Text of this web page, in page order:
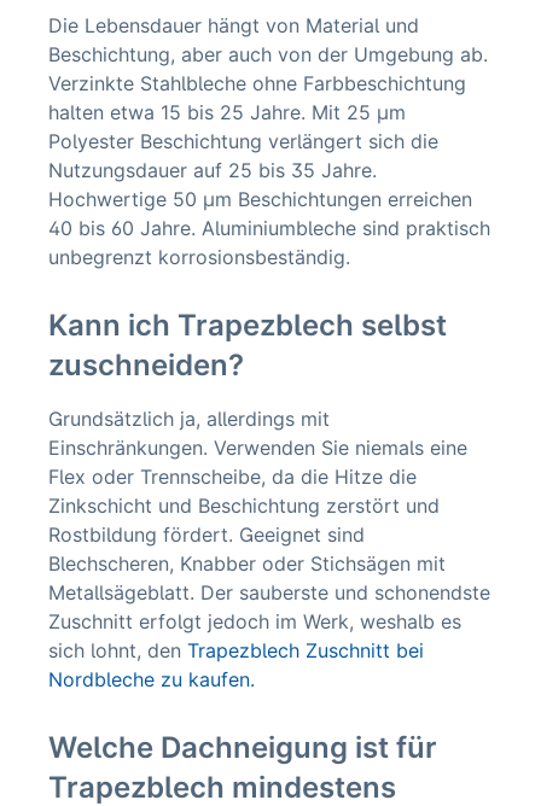
Die Lebensdauer hängt von Material und
Beschichtung, aber auch von der Umgebung ab.
Verzinkte Stahlbleche ohne Farbbeschichtung
halten etwa 15 bis 25 Jahre. Mit 25 µm
Polyester Beschichtung verlängert sich die
Nutzungsdauer auf 25 bis 35 Jahre.
Hochwertige 50 µm Beschichtungen erreichen
40 bis 60 Jahre. Aluminiumbleche sind praktisch
unbegrenzt korrosionsbeständig.
Kann ich Trapezblech selbst
zuschneiden?
Grundsätzlich ja, allerdings mit
Einschränkungen. Verwenden Sie niemals eine
Flex oder Trennscheibe, da die Hitze die
Zinkschicht und Beschichtung zerstört und
Rostbildung fördert. Geeignet sind
Blechscheren, Knabber oder Stichsägen mit
Metallsägeblatt. Der sauberste und schonendste
Zuschnitt erfolgt jedoch im Werk, weshalb es
sich lohnt, den Trapezblech Zuschnitt bei
Nordbleche zu kaufen.
Welche Dachneigung ist für
Trapezblech mindestens